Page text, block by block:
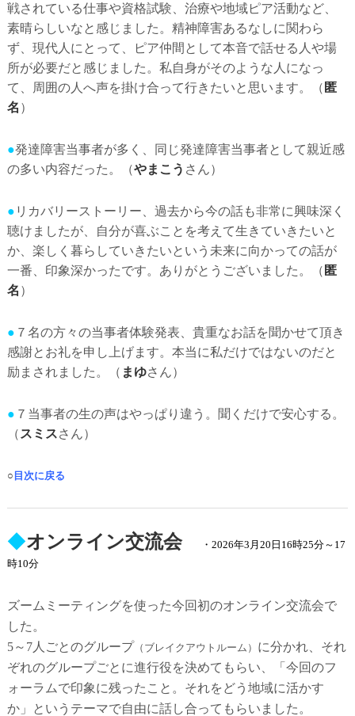
戦されている仕事や資格試験、治療や地域ピア活動など、
素晴らしいなと感じました。精神障害あるなしに関わら
ず、現代人にとって、ピア仲間として本音で話せる人や場
所が必要だと感じました。私自身がそのような人になっ
て、周囲の人へ声を掛け合って行きたいと思います。
（ 匿
名 ）
●発達障害当事者が多く、同じ発達障害当事者として親近感
の多い内容だった。
（やまこう さん）
● リカバリーストーリー、過去から今の話も非常に興味深く
聴けましたが、自分が喜ぶことを考えて生きていきたいと
か、楽しく暮らしていきたいという未来に向かっての話が
一番、印象深かったです。ありがとうございました。
（ 匿
名 ）
● ７名の方々の当事者体験発表、貴重なお話を聞かせて頂き
感謝とお礼を申し上げます。本当に私だけではないのだと
励まされました。
（ まゆさん）
● ７当事者の生の声はやっぱり違う。聞くだけで安心する。
（ スミスさん）
○ 目次に戻る
◆オンライン交流会
・2026年3月20日16時25分～17
時10分
ズームミーティングを使った今回初のオンライン交流会で
した。
5～7人ごとのグループ （ブレイクアウトルーム） に分かれ、それ
ぞれのグループごとに進行役を決めてもらい、「今回のフ
ォーラムで印象に残ったこと。それをどう地域に活かす
か」というテーマで自由に話し合ってもらいました。